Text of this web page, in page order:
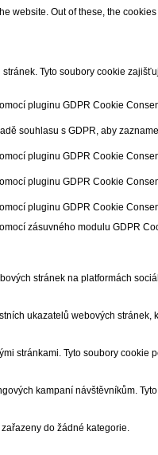
website. Out of these, the
Tyto soubory cookie
pluginu GDPR Cookie
souhlasu s GDPR, aby
pluginu GDPR Cookie
pluginu GDPR Cookie
pluginu GDPR Cookie
zásuvného modulu GDPR
stránek na platformách
ukazatelů webových
stránkami. Tyto soubory
kampaní návštěvníkům.
do žádné kategorie.